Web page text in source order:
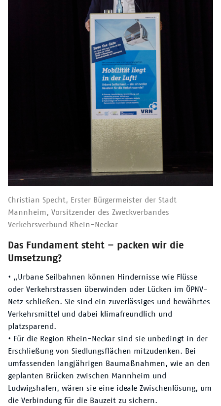
Christian Specht, Erster Bürgermeister der Stadt
Mannheim, Vorsitzender des Zweckverbandes
Verkehrsverbund Rhein-Neckar
Das Fundament steht – packen wir die
Umsetzung?
• „Urbane Seilbahnen können Hindernisse wie Flüsse
oder Verkehrstrassen überwinden oder Lücken im ÖPNV-
Netz schließen. Sie sind ein zuverlässiges und bewährtes
Verkehrsmittel und dabei klimafreundlich und
platzsparend.
• Für die Region Rhein-Neckar sind sie unbedingt in der
Erschließung von Siedlungsflächen mitzudenken. Bei
umfassenden langjährigen Baumaßnahmen, wie an den
geplanten Brücken zwischen Mannheim und
Ludwigshafen, wären sie eine ideale Zwischenlösung, um
die Verbindung für die Bauzeit zu sichern.